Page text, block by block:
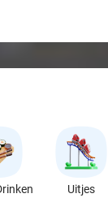
Uitjes